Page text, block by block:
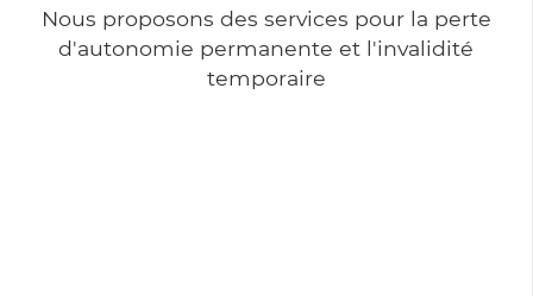
Nous proposons des services pour la perte
d'autonomie permanente et l'invalidité
temporaire